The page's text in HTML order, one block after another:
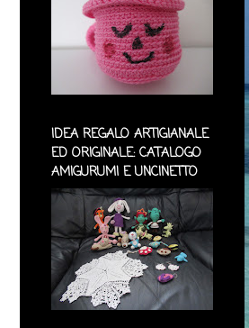
IDEA REGALO ARTIGIANALE
ED ORIGINALE: CATALOGO
AMIGURUMI E UNCINETTO